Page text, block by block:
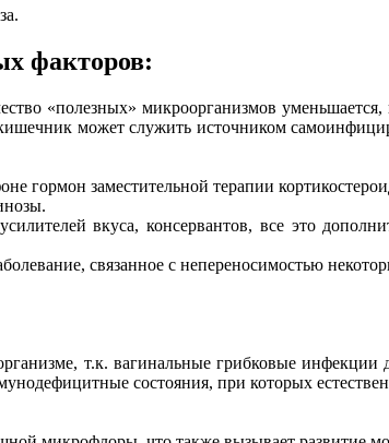
факторов:
«полезных» микроорганизмов
может служить источником
гормон заместительной терапии
вкуса, консервантов, все это
связанное с непереносимостью
т.к. вагинальные грибковые инфекции
состояния, при которых